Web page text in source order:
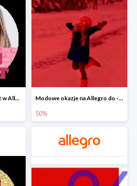
Prezenty na Dzień Kobiet w Allegro do -60% Modowe okazje na Allegro do -50%
50%